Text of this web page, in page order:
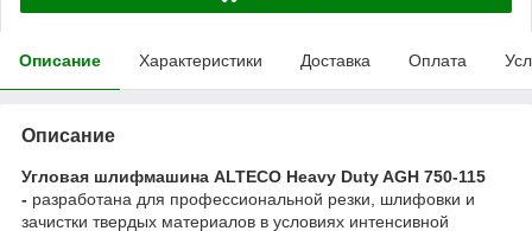
Описание Характеристики Доставка Оплата
Описание
Угловая шлифмашина ALTECO Heavy Duty AGH 750-115
- разработана для профессиональной резки, шлифовки и
зачистки твердых материалов в условиях интенсивной